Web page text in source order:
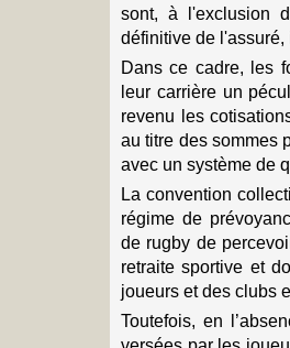
sont, à l'exclusion
définitive de
Dans ce cadre, les
leur carrière un
revenu les
au titre des sommes
avec un système de
La convention
régime de
de rugby de
retraite sportive et
joueurs et des clubs
Toutefois, en